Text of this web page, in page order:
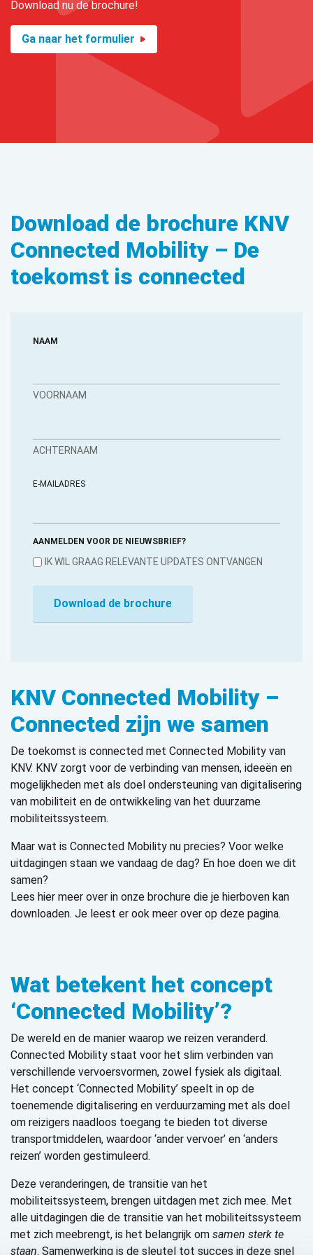
Download nu de brochure!
Ga naar het formulier
Download de brochure KNV
Connected Mobility – De
toekomst is connected
NAAM
VOORNAAM
ACHTERNAAM
E-MAILADRES
AANMELDEN VOOR DE NIEUWSBRIEF?
IK WIL GRAAG RELEVANTE UPDATES ONTVANGEN
KNV Connected Mobility –
Connected zijn we samen
De toekomst is connected met Connected Mobility van
KNV. KNV zorgt voor de verbinding van mensen, ideeën en
mogelijkheden met als doel ondersteuning van digitalisering
van mobiliteit en de ontwikkeling van het duurzame
mobiliteitssysteem.
Maar wat is Connected Mobility nu precies? Voor welke
uitdagingen staan we vandaag de dag? En hoe doen we dit
samen?
Lees hier meer over in onze brochure die je hierboven kan
downloaden. Je leest er ook meer over op deze pagina.
Wat betekent het concept
‘Connected Mobility’?
De wereld en de manier waarop we reizen veranderd.
Connected Mobility staat voor het slim verbinden van
verschillende vervoersvormen, zowel fysiek als digitaal.
Het concept ‘Connected Mobility’ speelt in op de
toenemende digitalisering en verduurzaming met als doel
om reizigers naadloos toegang te bieden tot diverse
transportmiddelen, waardoor ‘ander vervoer’ en ‘anders
reizen’ worden gestimuleerd.
Deze veranderingen, de transitie van het
mobiliteitssysteem, brengen uitdagen met zich mee. Met
alle uitdagingen die de transitie van het mobiliteitssysteem
met zich meebrengt, is het belangrijk om samen sterk te
staan. Samenwerking is de sleutel tot succes in deze snel